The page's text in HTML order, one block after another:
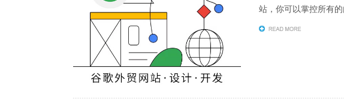
站，你可以掌控所有